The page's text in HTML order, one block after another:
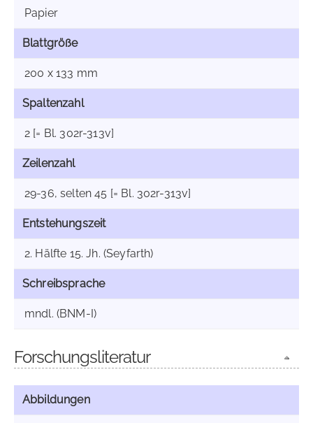
Papier
Blattgröße
200 x 133 mm
Spaltenzahl
2 [= Bl. 302r-313v]
Zeilenzahl
29-36, selten 45 [= Bl. 302r-313v]
Entstehungszeit
2. Hälfte 15. Jh. (Seyfarth)
Schreibsprache
mndl. (BNM-I)
Forschungsliteratur
Abbildungen